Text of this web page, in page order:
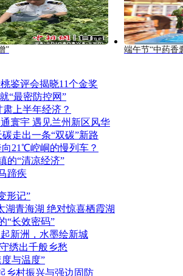
” 端午节“中药香
鉴评会揭晓11个金奖
“最密防控网”
上半年经济？
寰宇 遇见兰州新区风华
走出一条“双碳”新路
21℃崆峒的慢列车？
的“清凉经济”
蹄疾
形记”
湖青海湖 绝对惊喜栖霞湖
“长效密码”
新洲，水墨绘新城
绣出千般乡愁
与温度”
乡村振兴与强边固防